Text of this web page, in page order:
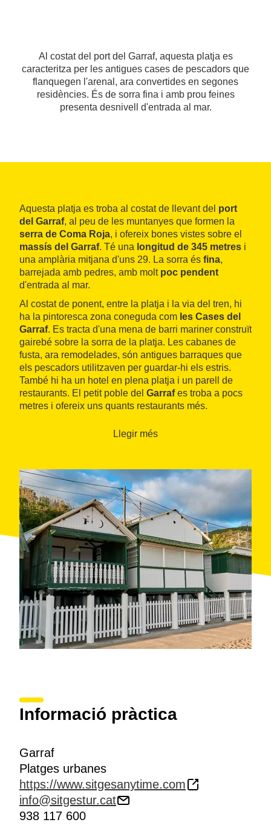
Al costat del port del Garraf, aquesta platja es
caracteritza per les antigues cases de pescadors que
flanquegen l'arenal, ara convertides en segones
residències. És de sorra fina i amb prou feines
presenta desnivell d'entrada al mar.
Aquesta platja es troba al costat de llevant del port
del Garraf, al peu de les muntanyes que formen la
serra de Coma Roja, i ofereix bones vistes sobre el
massís del Garraf. Té una longitud de 345 metres i
una amplària mitjana d'uns 29. La sorra és fina,
barrejada amb pedres, amb molt poc pendent
d'entrada al mar.
Al costat de ponent, entre la platja i la via del tren, hi
ha la pintoresca zona coneguda com les Cases del
Garraf. Es tracta d'una mena de barri mariner construït
gairebé sobre la sorra de la platja. Les cabanes de
fusta, ara remodelades, són antigues barraques que
els pescadors utilitzaven per guardar-hi els estris.
També hi ha un hotel en plena platja i un parell de
restaurants. El petit poble del Garrafes troba a pocs
metres i ofereix uns quants restaurants més.
, a més derampes per a
freqüentada durant els mesos d'estiu.
Des de la platja es poden fer boniques excursions pel
parc natural del Garraf.
La platja del Garraf està adherida a la destinació
Costa de Barcelona, certificada per Biosphere des del
2017.
Llegir més
Informació pràctica
Garraf
Platges urbanes
https://www.sitgesanytime.com
info@sitgestur.cat
938 117 600